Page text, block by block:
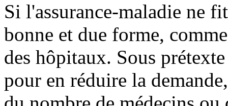
Si l'assurance-maladie ne
bonne et due forme,
des hôpitaux. Sous
pour en réduire la